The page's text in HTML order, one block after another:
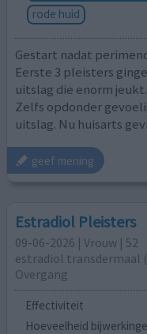
rode huid
Gestart nadat
Eerste 3 pleisters
uitslag die enorm
Zelfs opdonder
uitslag. Nu huisarts
geef mening
Estradiol Pleisters
09-06-2026 | Vrouw | 52
estradiol transdermaal
Overgang
Effectiviteit
Hoeveelheid